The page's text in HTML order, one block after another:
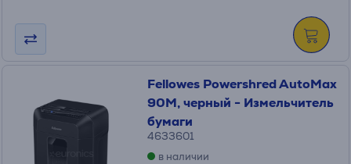
Fellowes Powershred AutoMax
90M, черный - Измельчитель
бумаги
4633601
в наличии